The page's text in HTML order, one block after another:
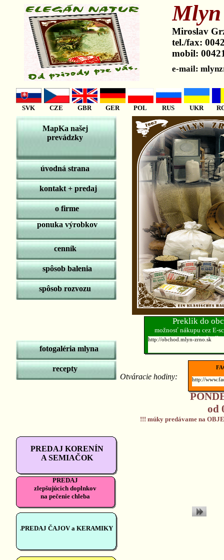
Miroslav
tel./fax:
mobil:
úvodná strana
ponuka výrobkov
cenník
spôsob balenia
recepty
e-mail:
kontakt + predaj
o firme
fotogaléria mlyna
Otváracie hodiny:
od
!!! múky predávame na
SVK CZE GBR GER POL RUS UKR
spôsob rozvozu
MapKa našej
prevádzky
PREDAJ ČAJOV a KERAMIKY
http://www.internetovypredaj.sk/index.php?
vyziva&h=7&sid=&kt1=35&t1=32&o=401
PREDAJ
zlepšujúcich doplnkov
na pečenie chleba
PREDAJ KORENÍN
A SEMIAČOK
Preklik do
možnosť nákupu cez E-
osobný
http://
http://obchod.mlyn-zrno.sk